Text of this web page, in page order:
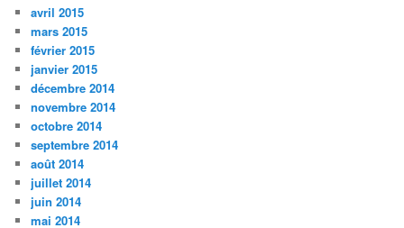
avril 2015
mars 2015
février 2015
janvier 2015
décembre 2014
novembre 2014
octobre 2014
septembre 2014
août 2014
juillet 2014
juin 2014
mai 2014